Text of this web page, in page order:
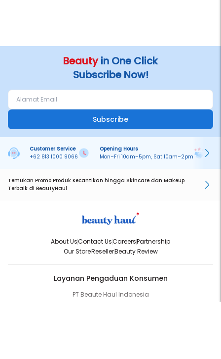
Beautyin One Click
Subscribe Now!
Subscribe
Customer Service
+62 813 1000 9066
Opening Hours
Mon–Fri 10am–5pm, Sat 10am–2pm
Temukan Promo Produk Kecantikan hingga Skincare dan Makeup
Terbaik di BeautyHaul
About UsContact UsCareersPartnership
Our StoreResellerBeauty Review
Layanan Pengaduan Konsumen
PT Beaute Haul Indonesia